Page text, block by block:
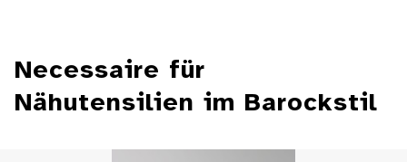
Necessaire für
Nähutensilien im Barockstil